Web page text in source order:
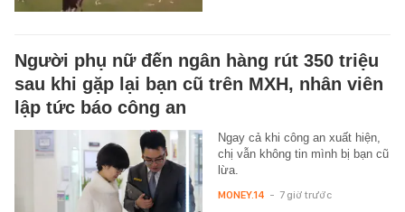
Người phụ nữ đến ngân hàng rút 350 triệu
sau khi gặp lại bạn cũ trên MXH, nhân viên
lập tức báo công an
Ngay cả khi công an xuất hiện,
chị vẫn không tin mình bị bạn cũ
lừa.
MONEY.14 - 7 giờ trước